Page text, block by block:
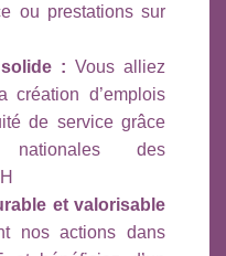
ou prestations sur
: Vous alliez
création d’emplois
de service grâce
des
et valorisable
nos actions dans